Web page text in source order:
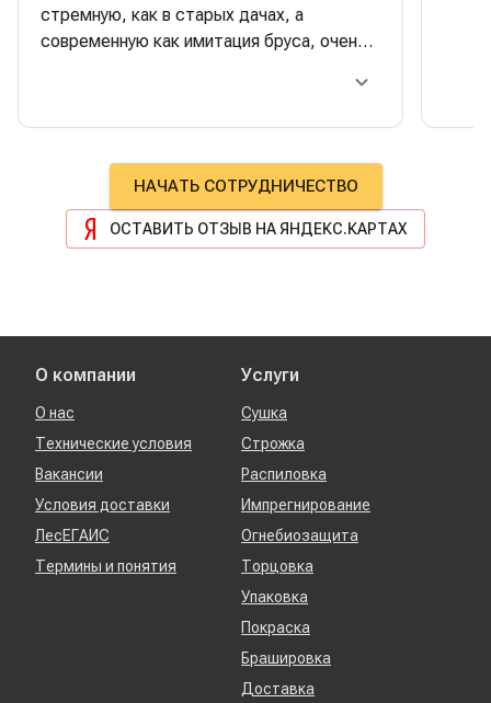
стремную, как в старых дачах, а
современную как имитация бруса, очень
максимально оперативно сделал
поставку, при этом правильно
побеспокоился о разных нюансах,
которые очень хорошо повлияли на
НАЧАТЬ СОТРУДНИЧЕСТВО
ОСТАВИТЬ ОТЗЫВ НА ЯНДЕКС.КАРТАХ
О компании
О нас
Технические условия
Вакансии
Условия доставки
ЛесЕГАИС
Термины и понятия
Услуги
Сушка
Строжка
Распиловка
Импрегнирование
Огнебиозащита
Торцовка
Упаковка
Покраска
Брашировка
Доставка